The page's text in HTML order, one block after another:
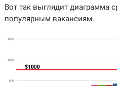
Вот так выглядит диаграмма
популярным вакансиям.